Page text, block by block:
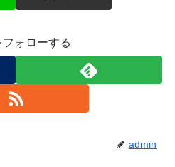
ォローする
admin